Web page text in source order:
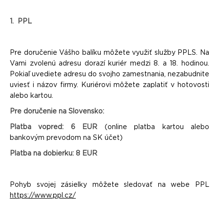
1. PPL
Pre doručenie Vášho balíku môžete využiť služby PPLS. Na
Vami zvolenú adresu dorazí kuriér medzi 8. a 18. hodinou.
Pokiaľ uvediete adresu do svojho zamestnania, nezabudnite
uviesť i názov firmy. Kuriérovi môžete zaplatiť v hotovosti
alebo kartou.
Pre doručenie na Slovensko:
Platba vopred: 6 EUR (online platba kartou alebo
bankovým prevodom na SK účet)
Platba na dobierku: 8 EUR
Pohyb svojej zásielky môžete sledovať na webe PPL
https://www.ppl.cz/